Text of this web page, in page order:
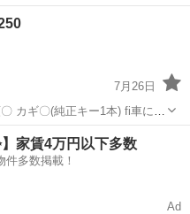
在不動ですが キャブオーバ
ます。 あくまでもレストアベ
7月26日
カギ〇(純正キー1本) fi車にな
ェクションクリーナーで直る
です。 あとは画像もしくは現
】家賃4万円以下多数
件多数掲載！
Ad